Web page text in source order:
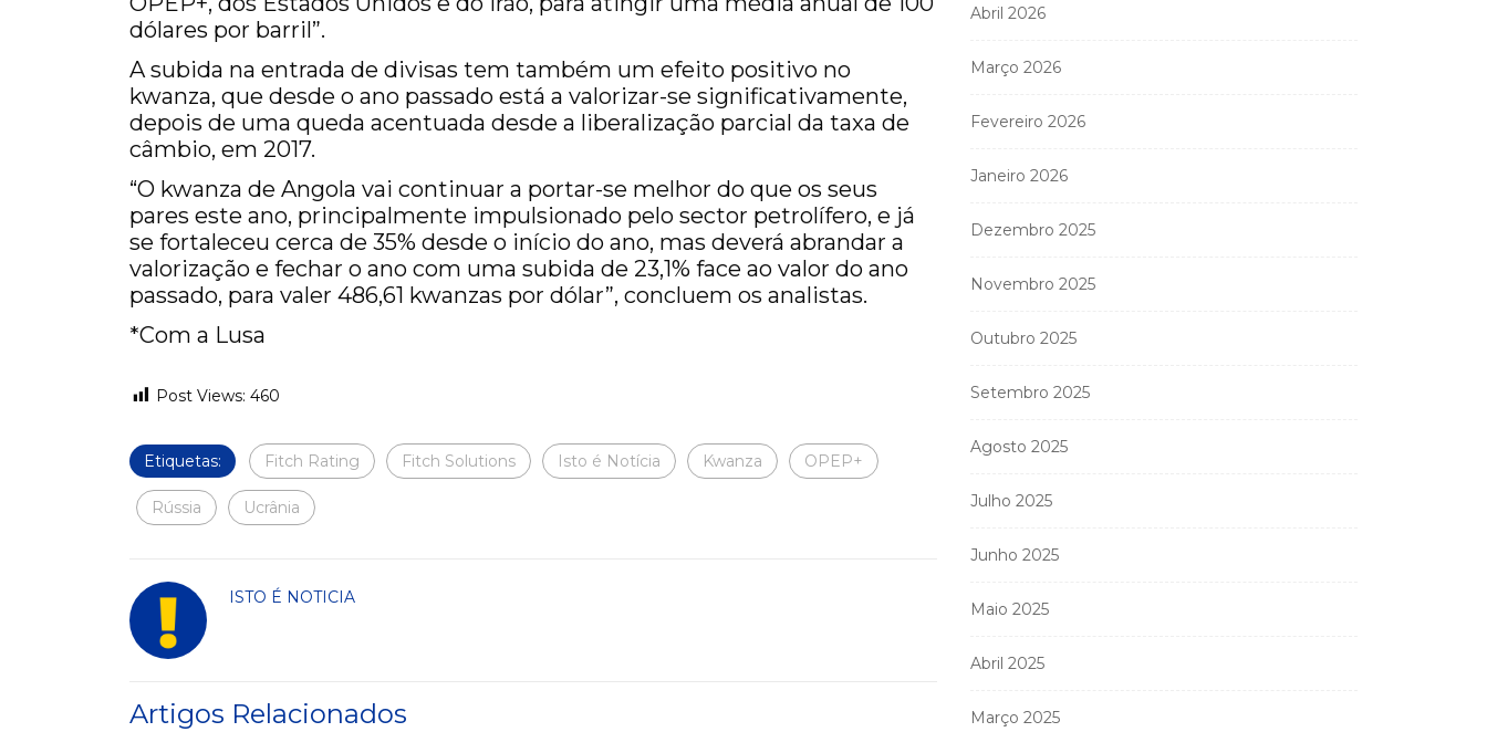
dólares por barril”.
A subida na entrada de divisas tem também um efeito positivo no
kwanza, que desde o ano passado está a valorizar-se significativamente,
depois de uma queda acentuada desde a liberalização parcial da taxa de
câmbio, em 2017.
“O kwanza de Angola vai continuar a portar-se melhor do que os seus
pares este ano, principalmente impulsionado pelo sector petrolífero, e já
se fortaleceu cerca de 35% desde o início do ano, mas deverá abrandar a
valorização e fechar o ano com uma subida de 23,1% face ao valor do ano
passado, para valer 486,61 kwanzas por dólar”, concluem os analistas.
*Com a Lusa
Post Views: 460
Etiquetas: Fitch Rating Fitch Solutions Isto é Notícia Kwanza OPEP+
Rússia Ucrânia
ISTO É NOTICIA
Artigos Relacionados
Abril 2026
Março 2026
Fevereiro 2026
Janeiro 2026
Dezembro 2025
Novembro 2025
Outubro 2025
Setembro 2025
Agosto 2025
Julho 2025
Junho 2025
Maio 2025
Abril 2025
Março 2025